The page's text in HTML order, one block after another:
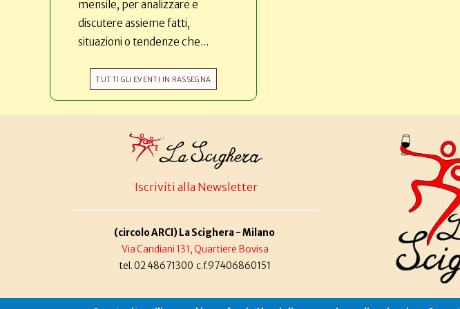
mensile, per analizzare e
discutere assieme fatti,
situazioni o tendenze che...
TUTTI GLI EVENTI IN RASSEGNA
Iscriviti alla Newsletter
(circolo ARCI) La Scighera - Milano
Via Candiani 131, Quartiere Bovisa
tel. 02 48671300 c.f.97406860151